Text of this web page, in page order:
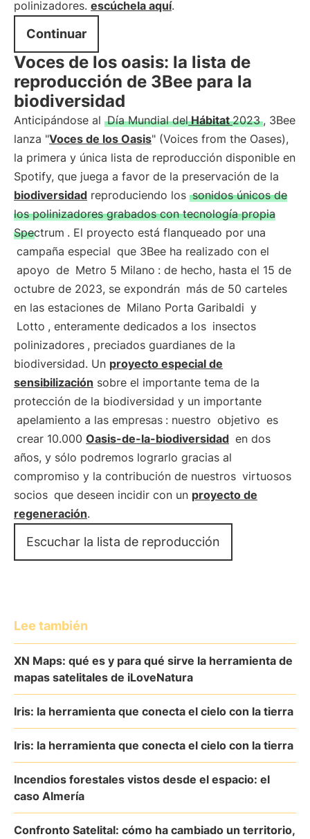
polinizadores. escúchela aquí.
Continuar
Voces de los oasis: la lista de
reproducción de 3Bee para la
biodiversidad
Anticipándose al Día Mundial delHábitat2023 , 3Bee
lanza "Voces de los Oasis" (Voices from the Oases),
la primera y única lista de reproducción disponible en
Spotify, que juega a favor de la preservación de la
biodiversidad reproduciendo los sonidos únicos de
los polinizadores grabados con tecnología propia
Spectrum . El proyecto está flanqueado por una
campaña especial que 3Bee ha realizado con el
apoyo de Metro 5 Milano : de hecho, hasta el 15 de
octubre de 2023, se expondrán más de 50 carteles
en las estaciones de Milano Porta Garibaldi y
Lotto , enteramente dedicados a los insectos
polinizadores , preciados guardianes de la
biodiversidad. Un proyecto especial de
sensibilización sobre el importante tema de la
protección de la biodiversidad y un importante
apelamiento a las empresas : nuestro objetivo es
crear 10.000 Oasis-de-la-biodiversidad en dos
años, y sólo podremos lograrlo gracias al
compromiso y la contribución de nuestros virtuosos
socios que deseen incidir con un proyecto de
regeneración.
Escuchar la lista de reproducción
Lee también
XN Maps: qué es y para qué sirve la herramienta de
mapas satelitales de iLoveNatura
Iris: la herramienta que conecta el cielo con la tierra
Iris: la herramienta que conecta el cielo con la tierra
Incendios forestales vistos desde el espacio: el
caso Almería
Confronto Satelital: cómo ha cambiado un territorio,